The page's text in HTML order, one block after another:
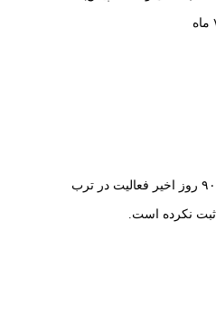
نکرده است.